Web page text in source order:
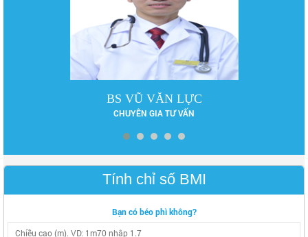
BS CK II PHẠM HƯNG CỦNG
BÁC SĨ CHUYÊN KHOA II
Tính chỉ số BMI
Bạn có béo phì không?